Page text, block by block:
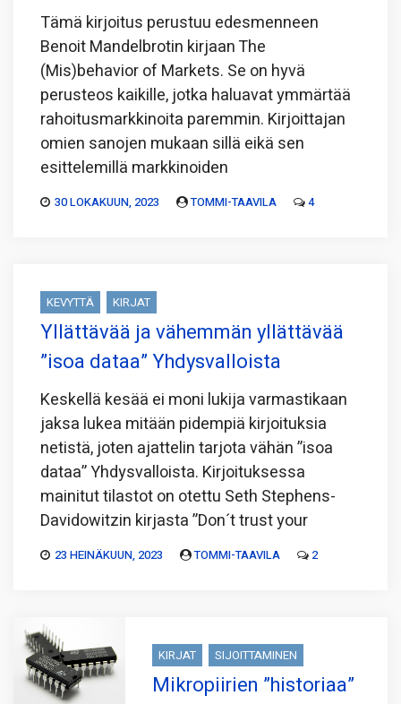
Tämä kirjoitus perustuu edesmenneen
Benoit Mandelbrotin kirjaan The
(Mis)behavior of Markets. Se on hyvä
perusteos kaikille, jotka haluavat ymmärtää
rahoitusmarkkinoita paremmin. Kirjoittajan
omien sanojen mukaan sillä eikä sen
esittelemillä markkinoiden
30 LOKAKUUN, 2023 TOMMI-TAAVILA 4
KEVYTTÄ KIRJAT
Yllättävää ja vähemmän yllättävää
”isoa dataa” Yhdysvalloista
Keskellä kesää ei moni lukija varmastikaan
jaksa lukea mitään pidempiä kirjoituksia
netistä, joten ajattelin tarjota vähän ”isoa
dataa” Yhdysvalloista. Kirjoituksessa
mainitut tilastot on otettu Seth Stephens-
Davidowitzin kirjasta ”Don´t trust your
23 HEINÄKUUN, 2023 TOMMI-TAAVILA 2
KIRJAT SIJOITTAMINEN
Mikropiirien ”historiaa”